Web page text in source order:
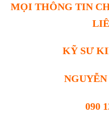
MỌI THÔNG TIN
KỸ SƯ
090